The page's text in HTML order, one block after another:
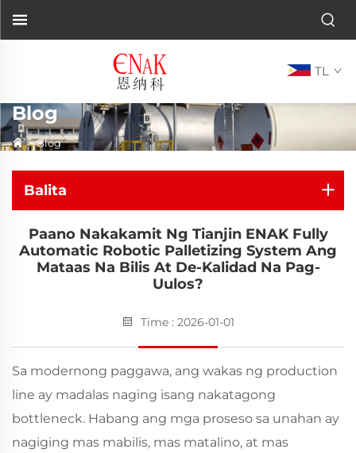
TL
Blog
>Blog
Balita
Paano Nakakamit Ng Tianjin ENAK Fully
Automatic Robotic Palletizing System Ang
Mataas Na Bilis At De-Kalidad Na Pag-
Uulos?
Time : 2026-01-01
Sa modernong paggawa, ang wakas ng production
line ay madalas naging isang nakatagong
bottleneck. Habang ang mga proseso sa unahan ay
nagiging mas mabilis, mas matalino, at mas